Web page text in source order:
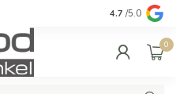
Kwaliteit &
4.7 /5.0
0